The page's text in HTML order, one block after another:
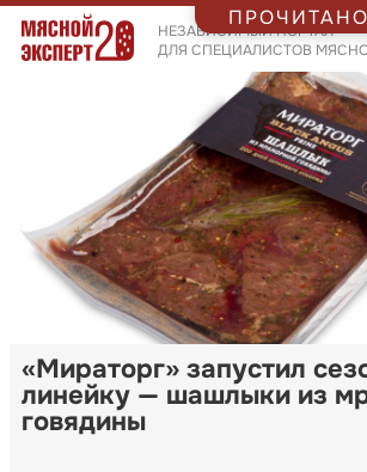
НЕЗАВИСИМЫЙ ПОРТАЛ
ДЛЯ СПЕЦИАЛИСТОВ
«Мираторг» запустил
линейку — шашлыки из
говядины
ПРОЧИТАНО